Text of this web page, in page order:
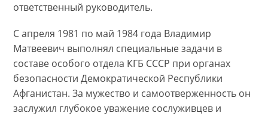
ответственный руководитель.
С апреля 1981 по май 1984 года Владимир
Матвеевич выполнял специальные задачи в
составе особого отдела КГБ СССР при органах
безопасности Демократической Республики
Афганистан. За мужество и самоотверженность он
заслужил глубокое уважение сослуживцев и